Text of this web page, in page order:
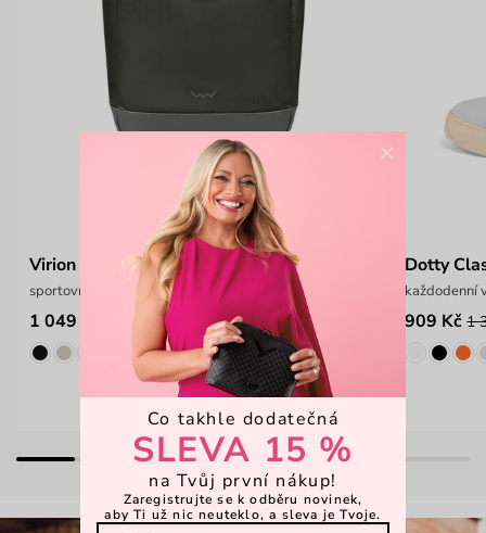
Virion Dark Grey
sportovní roll-top batoh
1 049 Kč 1 399 Kč
Dotty
každodenní
909 Kč 1
×
Co takhle dodatečná
SLEVA 15 %
na Tvůj první nákup!
Zaregistrujte se k odběru novinek,
aby Ti už nic neuteklo, a sleva je Tvoje.